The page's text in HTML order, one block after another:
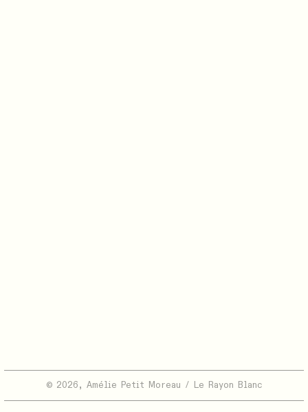
© 2026, Amélie Petit Moreau / Le Rayon Blanc